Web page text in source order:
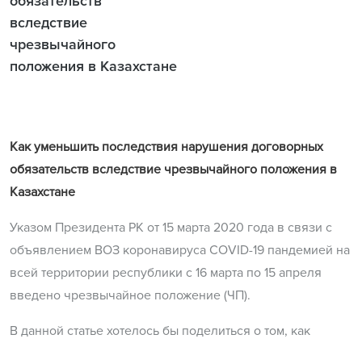
вследствие
чрезвычайного
положения в Казахстане
Как уменьшить последствия нарушения договорных
обязательств вследствие чрезвычайного положения в
Казахстане
Указом Президента РК от 15 марта 2020 года в связи с
объявлением ВОЗ коронавируса COVID-19 пандемией на
всей территории республики с 16 марта по 15 апреля
введено чрезвычайное положение (ЧП).
В данной статье хотелось бы поделиться о том, как